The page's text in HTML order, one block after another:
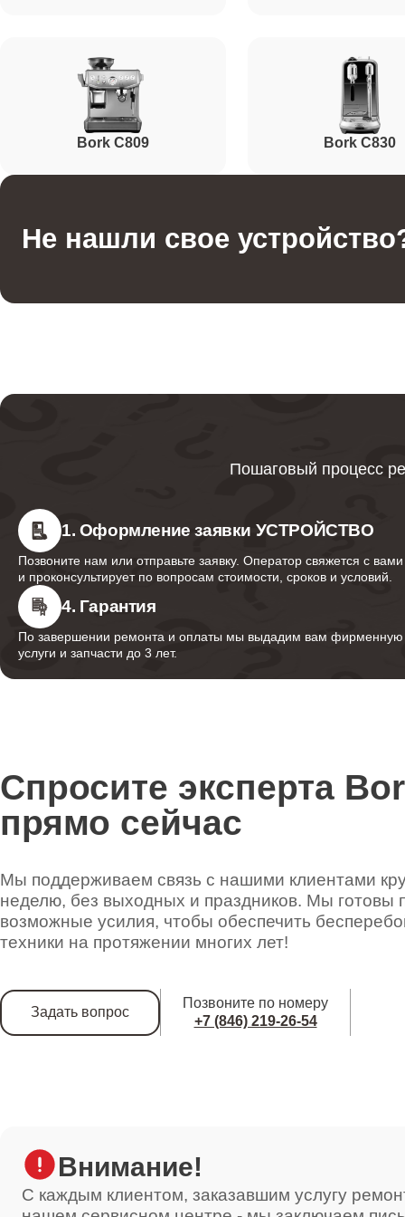
Чистка клапана
Ремонт дренажного клапана
Ремонт кофемолки
Ремонт гидросистемы
Ремонт ЦЗУ
Декальцинация
Ремонт ТЭНа
Bork C809 Bork C830
Не нашли свое
Пошаговый процесс
1. Оформление заявки УСТРОЙСТВО
Позвоните нам или отправьте заявку. Оператор свяжется с вами
и проконсультирует по вопросам стоимости, сроков и условий.
4. Гарантия
По завершении ремонта и оплаты мы выдадим вам фирменную
услуги и запчасти до 3 лет.
Спросите эксперта
прямо сейчас
Мы поддерживаем связь с нашими клиентами
неделю, без выходных и праздников. Мы готовы
возможные усилия, чтобы обеспечить
техники на протяжении многих лет!
Задать вопрос
Позвоните по номеру
+7 (846) 219-26-54
Внимание!
С каждым клиентом, заказавшим услугу